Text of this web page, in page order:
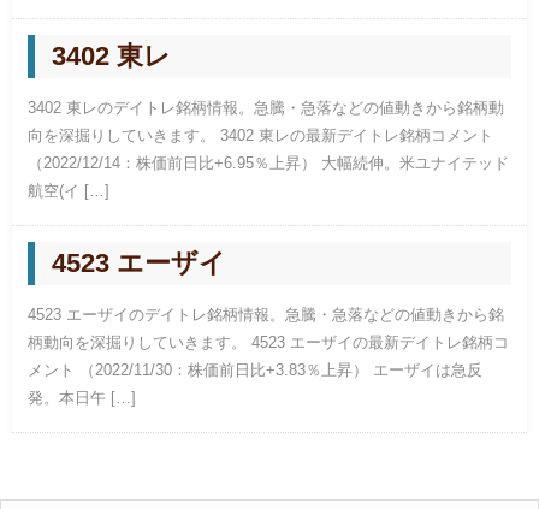
3402 東レ
3402 東レのデイトレ銘柄情報。急騰・急落などの値動きから銘柄動
向を深掘りしていきます。 3402 東レの最新デイトレ銘柄コメント
（2022/12/14：株価前日比+6.95％上昇） 大幅続伸。米ユナイテッド
航空(イ […]
4523 エーザイ
4523 エーザイのデイトレ銘柄情報。急騰・急落などの値動きから銘
柄動向を深掘りしていきます。 4523 エーザイの最新デイトレ銘柄コ
メント （2022/11/30：株価前日比+3.83％上昇） エーザイは急反
発。本日午 […]